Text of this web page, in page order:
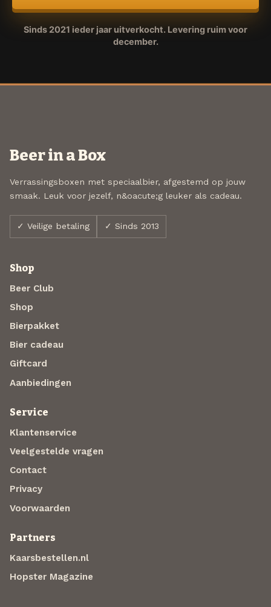
Sinds 2021 ieder jaar uitverkocht. Levering ruim voor
december.
Beer in a Box
Verrassingsboxen met speciaalbier, afgestemd op jouw
smaak. Leuk voor jezelf, n&oacute;g leuker als cadeau.
✓ Veilige betaling ✓ Sinds 2013
Shop
Beer Club
Shop
Bierpakket
Bier cadeau
Giftcard
Aanbiedingen
Service
Klantenservice
Veelgestelde vragen
Contact
Privacy
Voorwaarden
Partners
Kaarsbestellen.nl
Hopster Magazine